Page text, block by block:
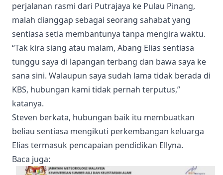
perjalanan rasmi dari Putrajaya ke Pulau Pinang,
malah dianggap sebagai seorang sahabat yang
sentiasa setia membantunya tanpa mengira waktu.
“Tak kira siang atau malam, Abang Elias sentiasa
tunggu saya di lapangan terbang dan bawa saya ke
sana sini. Walaupun saya sudah lama tidak berada di
KBS, hubungan kami tidak pernah terputus,”
katanya.
Steven berkata, hubungan baik itu membuatkan
beliau sentiasa mengikuti perkembangan keluarga
Elias termasuk pencapaian pendidikan Ellyna.
Baca juga: